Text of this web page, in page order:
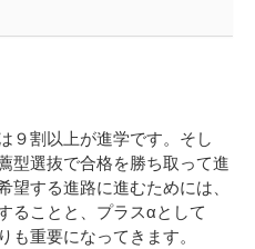
９割以上が進学です。そし
型選抜で合格を勝ち取って進
望する進路に進むためには、
ることと、プラスαとして
も重要になってきます。